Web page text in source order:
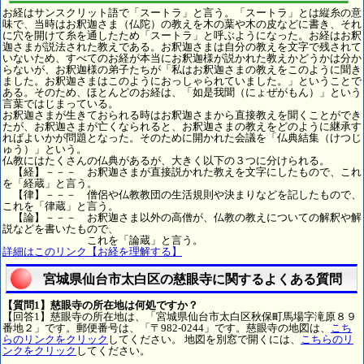
お経はサンスクリット語で「スートラ」と言う。「スートラ」とは縦糸の意
味で、当時はお釈迦さま（仏陀）の教えを木の葉や木の皮などに書き、それ
に穴を開けて糸を通したため「スートラ」と呼ぶようになった。お経はお釈
迦さまが説法された教えである。お釈迦さまは自分の教えを文字で残されて
いないため、すべてのお経が本当にお釈迦様が説かれた教えかどうかは分か
らないが、お釈迦様の弟子たちが「私はお釈迦さまの教えをこのように聞き
ました。お釈迦さまはこのようにおっしゃられていました。」ということで
ある。そのため、ほとんどのお経は、「如是我聞（にょぜがもん）」という
言葉ではじまっている。
お釈迦さまが生きておられる時はお釈迦さまから直接教えを聞くことができ
たが、お釈迦さまが亡くなられると、お釈迦さまの教えをどのように継承す
ればよいかが問題となった。そのために開かれた会議を「仏典結集（けつじ
ゅう）」という。
仏教にはたくさんの仏典があるが、大きく以下の３つに分けられる。
【経】－－－ お釈迦さまが直接説かれた教えを文字にしたもので、これ
を「経蔵」と言う。
【律】－－－ 僧侶や仏教教団の生活規則や決まりなどを記したもので、
これを「律蔵」と言う。
【論】－－－ お釈迦さま以外の高僧が、仏教の教えについての解釈や解
説などを書いたもので、
これを「論蔵」と言う。
詳細はこのリンク【お経を理解する】
宮城県仙台市太白区の慈眼寺に関するよくある質問
【質問1】慈眼寺の所在地は何処ですか？
【回答1】慈眼寺の所在地は、「宮城県仙台市太白区秋保町馬場字滝原８９
番地２」です。郵便番号は、「〒982-0244」です。慈眼寺の地図は、 こち
らのリンクをクリック してください。 地図を別窓で開くには、 こちらのリ
ンクをクリック してください。